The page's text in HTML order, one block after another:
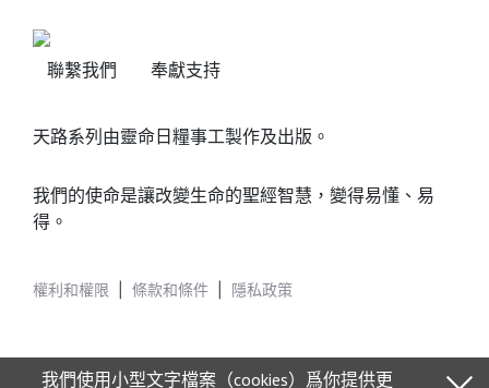
聯繫我們 奉獻支持
天路系列由靈命日糧事工製作及出版。
我們的使命是讓改變生命的聖經智慧，變得易懂、易
得。
權利和權限 條款和條件 隱私政策
我們使用小型文字檔案（cookies）爲你提供更